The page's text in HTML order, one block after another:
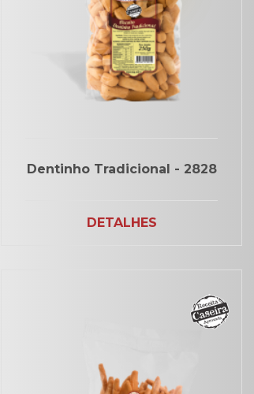
Dentinho Tradicional - 2828
DETALHES